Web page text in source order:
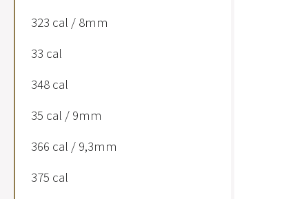
323 cal / 8mm
33 cal
348 cal
35 cal / 9mm
366 cal / 9,3mm
375 cal